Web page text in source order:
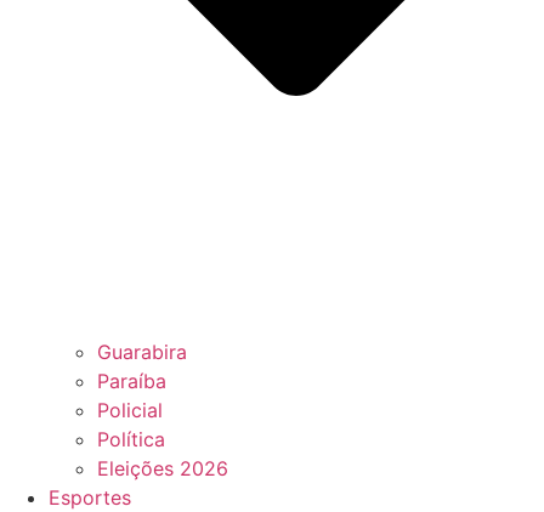
Guarabira
Paraíba
Policial
Política
Eleições 2026
Esportes